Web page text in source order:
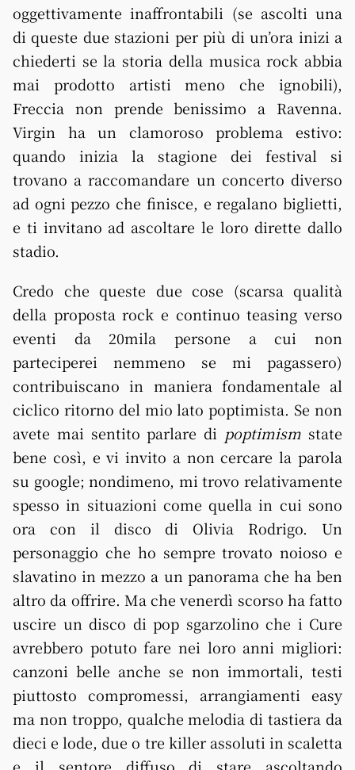
oggettivamente inaffrontabili (se ascolti una
di queste due stazioni per più di un’ora inizi a
chiederti se la storia della musica rock abbia
mai prodotto artisti meno che ignobili),
Freccia non prende benissimo a Ravenna.
Virgin ha un clamoroso problema estivo:
quando inizia la stagione dei festival si
trovano a raccomandare un concerto diverso
ad ogni pezzo che finisce, e regalano biglietti,
e ti invitano ad ascoltare le loro dirette dallo
stadio.
Credo che queste due cose (scarsa qualità
della proposta rock e continuo teasing verso
eventi da 20mila persone a cui non
parteciperei nemmeno se mi pagassero)
contribuiscano in maniera fondamentale al
ciclico ritorno del mio lato poptimista. Se non
avete mai sentito parlare di poptimism state
bene così, e vi invito a non cercare la parola
su google; nondimeno, mi trovo relativamente
spesso in situazioni come quella in cui sono
ora con il disco di Olivia Rodrigo. Un
personaggio che ho sempre trovato noioso e
slavatino in mezzo a un panorama che ha ben
altro da offrire. Ma che venerdì scorso ha fatto
uscire un disco di pop sgarzolino che i Cure
avrebbero potuto fare nei loro anni migliori:
canzoni belle anche se non immortali, testi
piuttosto compromessi, arrangiamenti easy
ma non troppo, qualche melodia di tastiera da
dieci e lode, due o tre killer assoluti in scaletta
e il sentore diffuso di stare ascoltando